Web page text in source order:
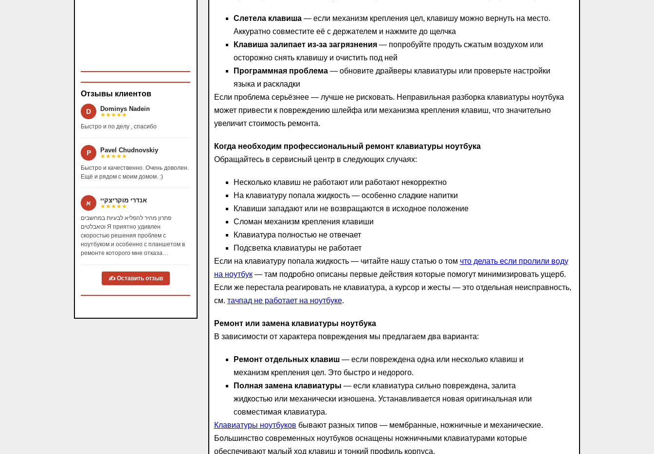
Слетела клавиша— если механизм крепления цел, клавишу можно вернуть на место.
Аккуратно совместите её с держателем и нажмите до щелчка
Клавиша залипает из-за загрязнения— попробуйте продуть сжатым воздухом или
осторожно снять клавишу и очистить под ней
Программная проблема— обновите драйверы клавиатуры или проверьте настройки
языка и раскладки
Если проблема серьёзнее — лучше не рисковать. Неправильная разборка клавиатуры ноутбука
может привести к повреждению шлейфа или механизма крепления клавиш, что значительно
увеличит стоимость ремонта.
Когда необходим профессиональный ремонт клавиатуры ноутбука
Обращайтесь в сервисный центр в следующих случаях:
Несколько клавиш не работают или работают некорректно
На клавиатуру попала жидкость — особенно сладкие напитки
Клавиши западают или не возвращаются в исходное положение
Сломан механизм крепления клавиши
Клавиатура полностью не отвечает
Подсветка клавиатуры не работает
Если на клавиатуру попала жидкость — читайте нашу статью о том что делать если пролили воду
на ноутбук— там подробно описаны первые действия которые помогут минимизировать ущерб.
Если же перестала реагировать не клавиатура, а курсор и жесты — это отдельная неисправность,
см. тачпад не работает на ноутбуке.
Ремонт или замена клавиатуры ноутбука
В зависимости от характера повреждения мы предлагаем два варианта:
Ремонт отдельных клавиш— если повреждена одна или несколько клавиш и
механизм крепления цел. Это быстро и недорого.
Полная замена клавиатуры — если клавиатура сильно повреждена, залита
жидкостью или механически изношена. Устанавливается новая оригинальная или
совместимая клавиатура.
Клавиатуры ноутбуков бывают разных типов — мембранные, ножничные и механические.
Большинство современных ноутбуков оснащены ножничными клавиатурами которые
обеспечивают малый ход клавиш и тонкий профиль корпуса.
Отзывы клиентов
D Dominys Nadein
★★★★★
Быстро и по делу , спасибо
P Pavel Chudnovskiy
★★★★★
Быстро и качественно. Очень доволен.
Ещё и рядом с моим домом. :)
א אנדרי מוקריצקיי
★★★★★
פתרון מהיר להפליא לבעיות במחשבים
וטאבלטים Я приятно удивлен
скоростью решения проблем с
ноутбуком и особенно с планшетом в
ремонте которого мне отказа…
✍ Оставить отзыв